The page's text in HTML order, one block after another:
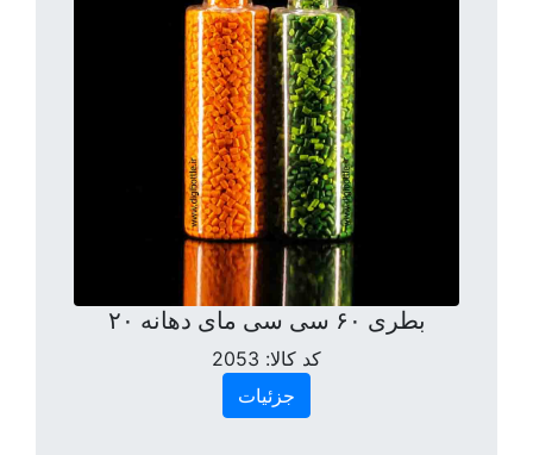
بطری ۶۰ سی سی مای دهانه ۲۰
کد کالا: 2053
جزئیات